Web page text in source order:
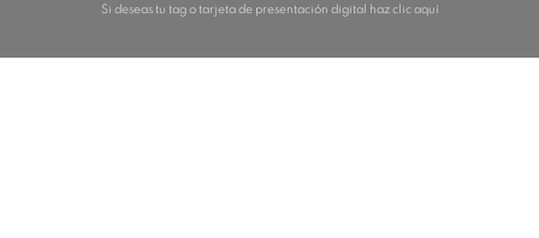
Si deseas tu tag o tarjeta de presentación digital haz clic aquí